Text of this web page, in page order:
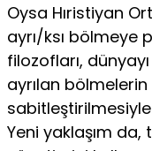
Oysa Hıristiyan
ayrı/ksı bölmeye
filozofları,
ayrılan
Yeni yaklaşım da,